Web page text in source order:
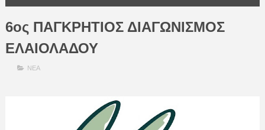
6ος ΠΑΓΚΡΗΤΙΟΣ ΔΙΑΓΩΝΙΣΜΟΣ
ΕΛΑΙΟΛΑΔΟΥ
ΝΕΑ